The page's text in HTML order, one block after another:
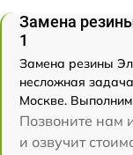
Замена
1
Замена резины
несложная
Москве. Выполним
Позвоните нам
и озвучит